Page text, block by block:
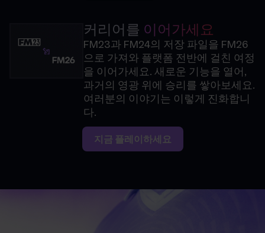
커리어를 이어가세요
FM23과 FM24의 저장 파일을 FM26
으로 가져와 플랫폼 전반에 걸친 여정
을 이어가세요. 새로운 기능을 열어,
과거의 영광 위에 승리를 쌓아보세요.
여러분의 이야기는 이렇게 진화합니
다.
지금 플레이하세요